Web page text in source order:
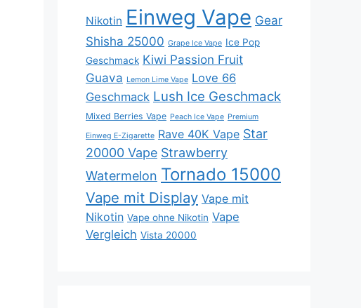
Nikotin Einweg Vape Gear
Shisha 25000 Grape Ice Vape Ice Pop
Geschmack Kiwi Passion Fruit
Guava Lemon Lime Vape Love 66
Geschmack Lush Ice Geschmack
Mixed Berries Vape Peach Ice Vape Premium
Einweg E-Zigarette Rave 40K Vape Star
20000 Vape Strawberry
Watermelon Tornado 15000
Vape mit Display Vape mit
Nikotin Vape ohne Nikotin Vape
Vergleich Vista 20000